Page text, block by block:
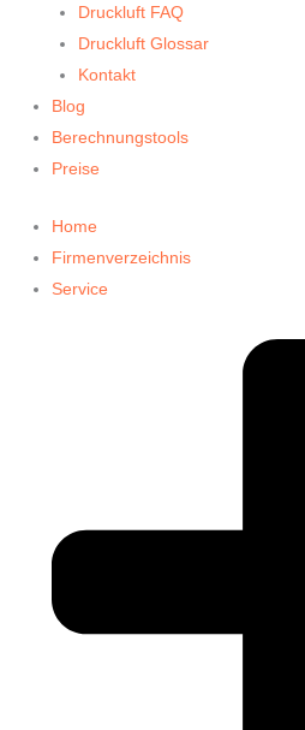
Druckluft FAQ
Druckluft Glossar
Kontakt
Blog
Berechnungstools
Preise
Home
Firmenverzeichnis
Service